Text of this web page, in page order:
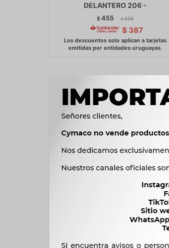
DELANTERO 206 -
$455 $ 466
$ 387
SUSPENSION VARIOS MARUTI
ARAÑA DELANTERA IZQUIERDA
MARUTI TODOS -